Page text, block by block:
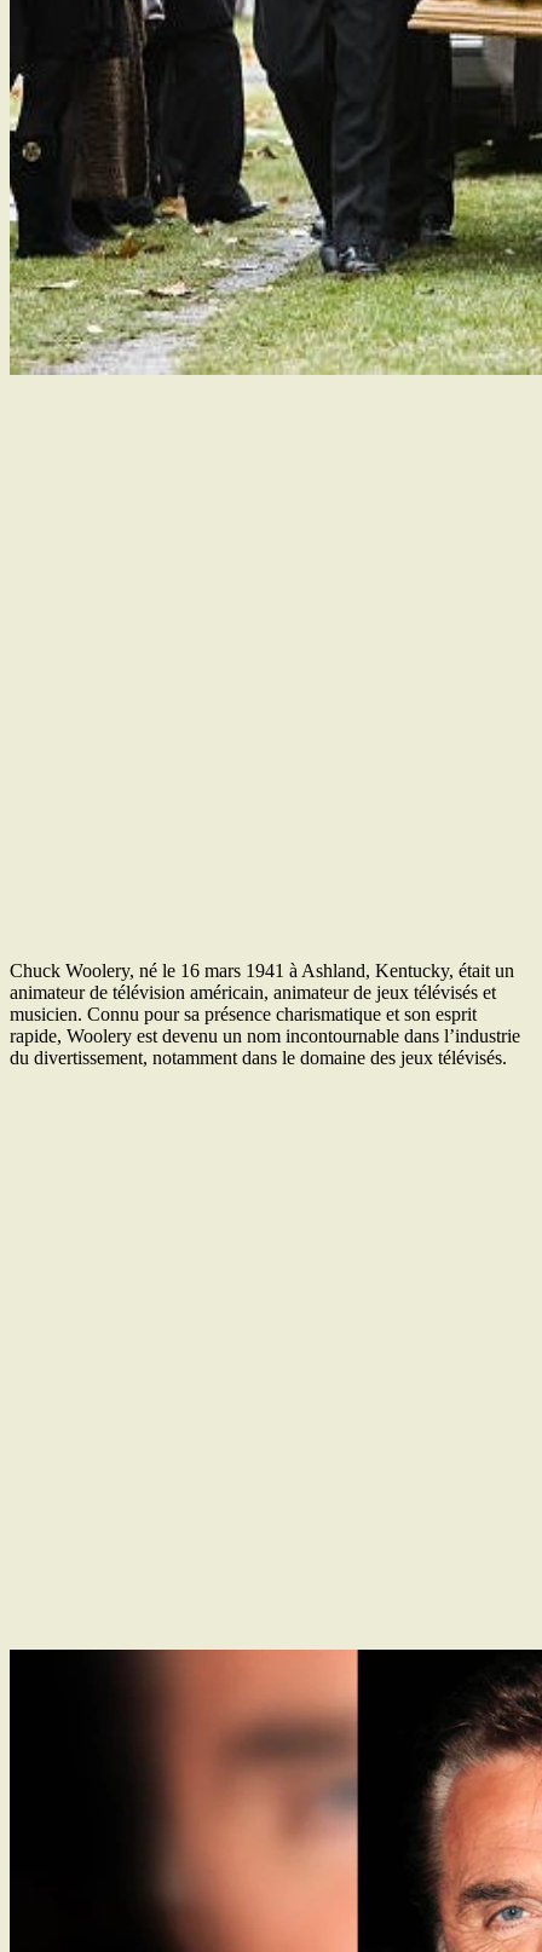
Chuck Woolery, né le 16 mars 1941 à Ashland, Kentucky, était un
animateur de télévision américain, animateur de jeux télévisés et
musicien. Connu pour sa présence charismatique et son esprit
rapide, Woolery est devenu un nom incontournable dans l’industrie
du divertissement, notamment dans le domaine des jeux télévisés.